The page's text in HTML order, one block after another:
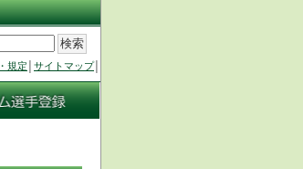
規定 サイトマップ│